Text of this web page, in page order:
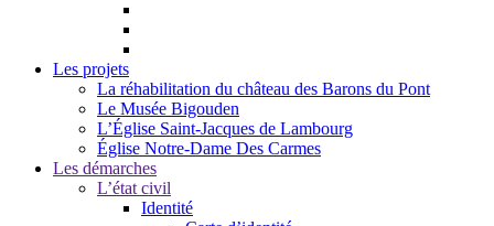
Les projets
La réhabilitation du château des Barons du Pont
Le Musée Bigouden
L’Église Saint-Jacques de Lambourg
Église Notre-Dame Des Carmes
Les démarches
L’état civil
Identité